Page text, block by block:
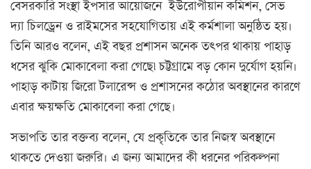
বেসরকারি সংস্থা ইপসার আয়োজনে ইউরোপীয়ান কমিশন, সেভ
দ্যা চিলড্রেন ও রাইমসের সহযোগিতায় এই কর্মশালা অনুষ্ঠিত হয়।
তিনি আরও বলেন, এই বছর প্রশাসন অনেক তৎপর থাকায় পাহাড়
ধসের ঝুকি মোকাবেলা করা গেছে৷ চট্টগ্রামে বড় কোন দুর্যোগ হয়নি।
পাহাড় কাটায় জিরো টলারেন্স ও প্রশাসনের কঠোর অবস্থানের কারণে
এবার ক্ষয়ক্ষতি মোকাবেলা করা গেছে।
সভাপতি তার বক্তব্য বলেন, যে প্রকৃতিকে তার নিজস্ব অবস্থানে
থাকতে দেওয়া জরুরি। এ জন্য আমাদের কী ধরনের পরিকল্পনা